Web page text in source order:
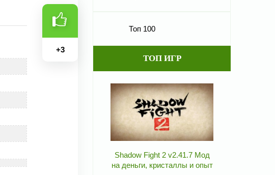
+3
Топ 100
ТОП ИГР
Shadow Fight 2 v2.41.7 Мод
на деньги, кристаллы и опыт